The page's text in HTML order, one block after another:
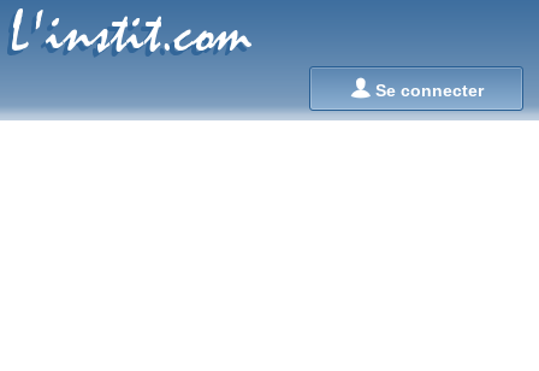
Se connecter
L'instit.com
L'instit.com